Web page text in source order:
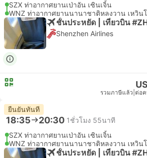
SZX ท่าอากาศยานเป่าอัน เซินเจิ้น
WNZ ท่าอากาศยานนานาชาติหลงวาน เหวิน
ชั้นประหยัด | เที่ยวบิน
Shenzhen Airlines
รวมภาษีแล้ว ต่อ
ยืนยันทันที
18:35 20:30 1ชั่วโมง 55นาที
SZX ท่าอากาศยานเป่าอัน เซินเจิ้น
WNZ ท่าอากาศยานนานาชาติหลงวาน เหวิน
ชั้นประหยัด | เที่ยวบิน